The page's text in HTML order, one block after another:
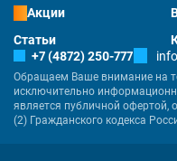
Акции
Статьи
+7 (4872) 250-777
Обращаем Ваше внимание на
исключительно
является публичной
(2) Гражданского кодекса